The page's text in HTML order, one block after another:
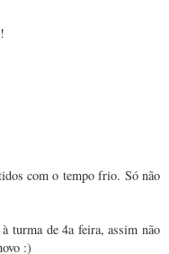
com o tempo frio. Só não
turma de 4a feira, assim não
:)